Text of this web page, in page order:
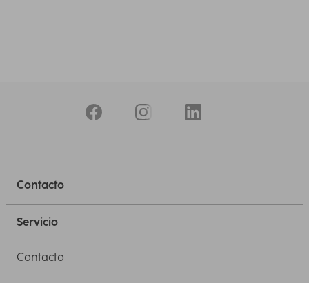
Contacto
Servicio
Contacto